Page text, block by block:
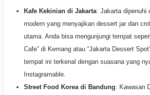
Kafe Kekinian di Jakarta: Jakarta dipenuhi
modern yang menyajikan dessert jar dan
utama. Anda bisa mengunjungi tempat
Cafe” di Kemang atau “Jakarta Dessert
tempat ini terkenal dengan suasana yang
Instagramable.
Street Food Korea di Bandung: Kawasan